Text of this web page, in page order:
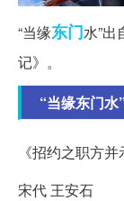
“当缘东门水”出
记》。
“当缘东门水
《招约之职方并
宋代 王安石